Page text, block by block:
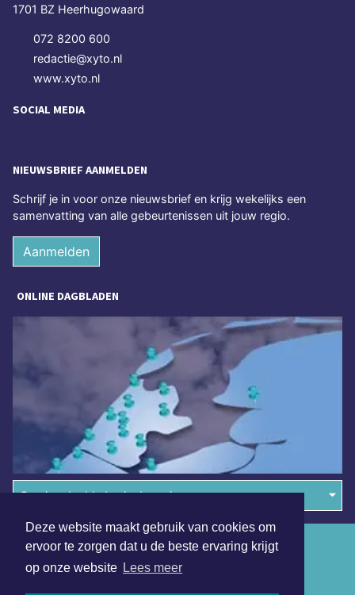
Deze website maakt gebruik van cookies om
ervoor te zorgen dat u de beste ervaring krijgt
op onze website Lees meer
1701 BZ Heerhugowaard
072 8200 600
redactie@xyto.nl
www.xyto.nl
SOCIAL MEDIA
NIEUWSBRIEF AANMELDEN
Schrijf je in voor onze nieuwsbrief en krijg wekelijks een
samenvatting van alle gebeurtenissen uit jouw regio.
Aanmelden
ONLINE DAGBLADEN
Overige dagbladen in de regio
Algemene voorwaarden
Disclaimer